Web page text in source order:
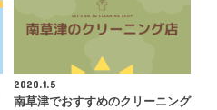
2020.1.5
南草津でおすすめのクリーニング